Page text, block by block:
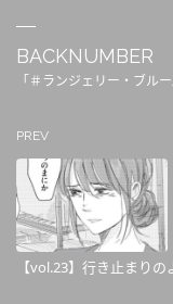
BACKNUMBER
「＃ランジェリー・ブル
PREV
【vol.23】行き止まりの